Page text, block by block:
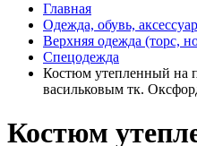
Главная
Одежда, обувь,
Верхняя одежда (торс,
Спецодежда
Костюм утепленный на
васильковым тк.
Костюм